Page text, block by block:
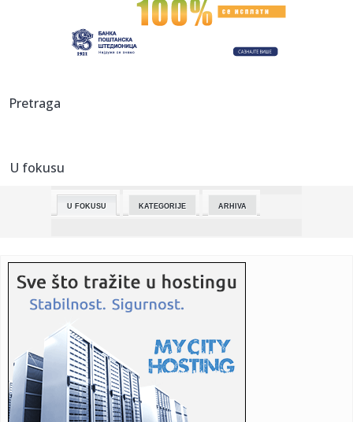
Брнабић: Број посланика опозиције ...
10:45:Победе кошаркаша Филаделфије и ...
obilj...
10:45:
10:45:
Nećete verovati ko je novi Aragorn! Otkriveno ko sve igra u
10:44:JKP „Tržnica“: U sredu javna licitacija za prodajna mesta i ...
10:42:Prevozniku Jaćimoviću izgoreo autobus, on kaže da je
namerno z...
10:41:Delovi Futoga, Čeneja i Veternika u petak bez struje
Pretraga
U fokusu
U FOKUSU KATEGORIJE ARHIVA